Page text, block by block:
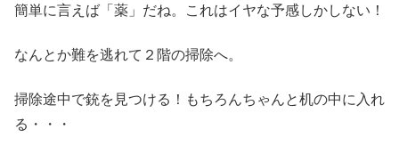
簡単に言えば「薬」だね。これはイヤな予感しかしない！
なんとか難を逃れて２階の掃除へ。
掃除途中で銃を見つける！もちろんちゃんと机の中に入れ
る・・・